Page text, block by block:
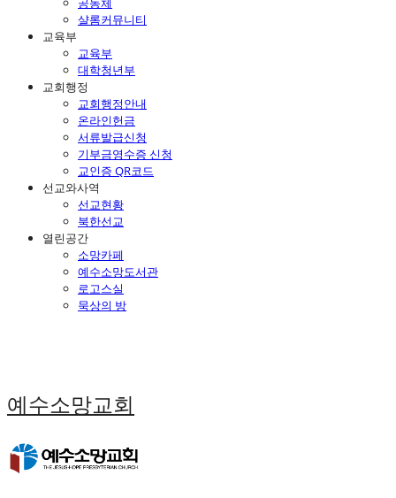
샬롬커뮤니티
교육부
교육부
대학청년부
교회행정
교회행정안내
온라인헌금
서류발급신청
기부금영수증 신청
교인증 QR코드
선교와사역
선교현황
북한선교
열린공간
소망카페
예수소망도서관
로고스실
묵상의 방
예수소망교회